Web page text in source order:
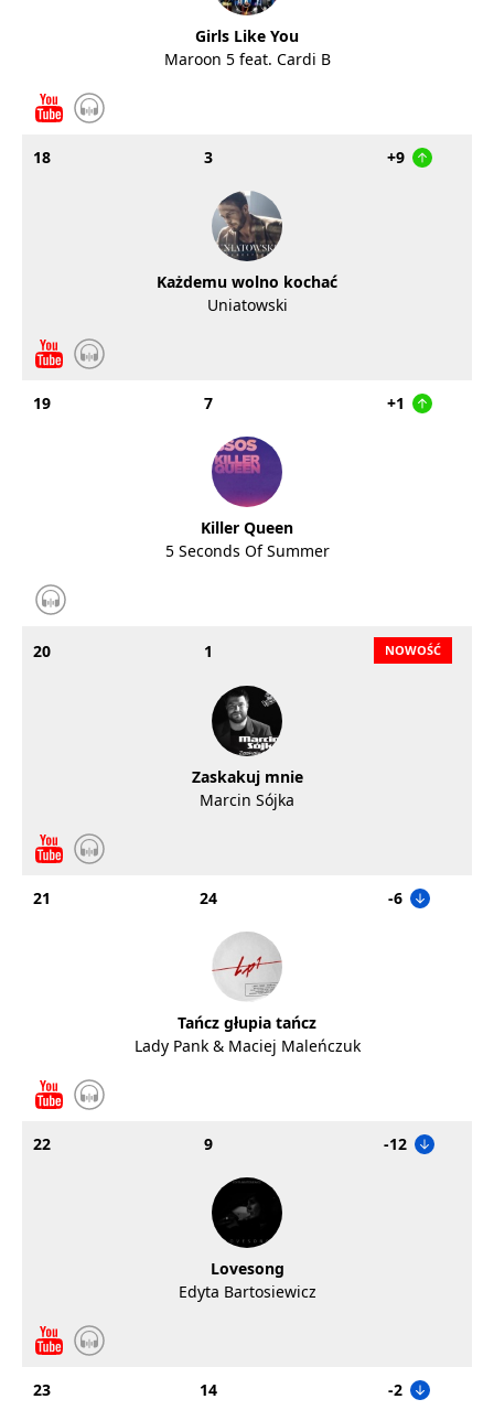
Girls Like You
Maroon 5 feat. Cardi B
18 3 +9
Każdemu wolno kochać
Uniatowski
19 7 +1
Killer Queen
5 Seconds Of Summer
20 1
Zaskakuj mnie
Marcin Sójka
21 24 -6
Tańcz głupia tańcz
Lady Pank & Maciej Maleńczuk
22 9 -12
Lovesong
Edyta Bartosiewicz
23 14 -2